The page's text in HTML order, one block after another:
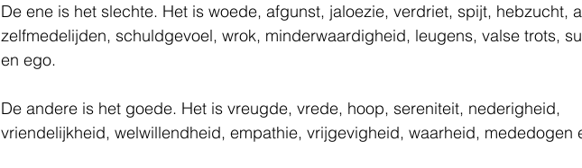
De ene is het slechte. Het is woede, afgunst, jaloezie, verdriet, spijt, hebzucht,
zelfmedelijden, schuldgevoel, wrok, minderwaardigheid, leugens, valse trots,
en ego.
De andere is het goede. Het is vreugde, vrede, hoop, sereniteit, nederigheid,
vriendelijkheid, welwillendheid, empathie, vrijgevigheid, waarheid, mededogen